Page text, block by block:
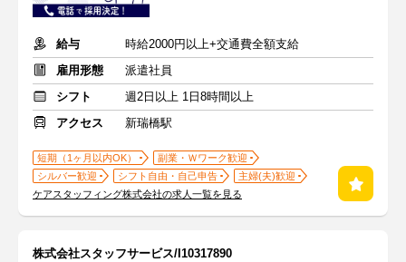
給与
時給2000円以上+交通費全額支給
雇用形態
派遣社員
シフト
週2日以上 1日8時間以上
アクセス
新瑞橋駅
短期（1ヶ月以内OK）
副業・Ｗワーク歓迎
シルバー歓迎
シフト自由・自己申告
主婦(夫)歓迎
ケアスタッフィング株式会社の求人一覧を見る
株式会社スタッフサービス/I10317890